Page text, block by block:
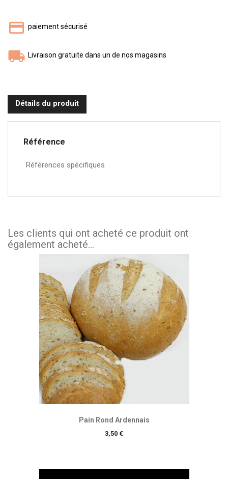
paiement sécurisé
Livraison gratuite dans un de nos magasins
Détails du produit
Référence
Références spécifiques
Les clients qui ont acheté ce produit ont
également acheté...
Pain Rond Ardennais
Prix
3,50 €